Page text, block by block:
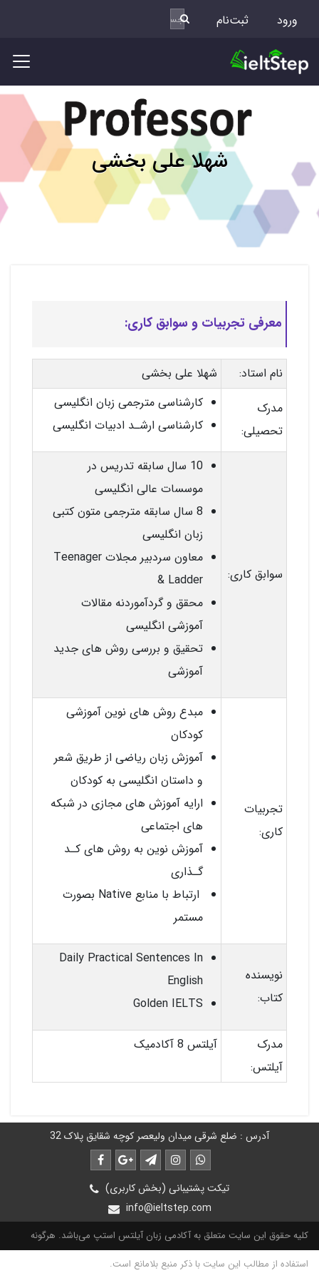
ورود ثبت‌نام
شهلا علی بخشی
معرفی تجربیات و سوابق کاری:
نام استاد:
شهلا علی بخشی
مدرک
تحصیلی:
کارشناسی مترجمی زبان انگلیسی
کارشناسی ارشـد ادبیات انگلیسی
سوابق کاری:
10 سال سابقه تدریس در
موسسات عالی انگلیسی
8 سال سابقه مترجمی متون کتبی
زبان انگلیسی
معاون سردبیر مجلات Teenager
& Ladder
محقق و گردآموردنه مقالات
آموزشی انگلیسی
تحقیق و بررسی روش های جدید
آموزشی
تجربیات
کاری:
مبدع روش های نوین آموزشی
کودکان
آموزش زبان ریاضی از طریق شعر
و داستان انگلیسی به کودکان
ارایه آموزش های مجازی در شبکه
های اجتماعی
آموزش نوین به روش های کـد
گـذاری
ارتباط با منابع Native بصورت
مستمر
نویسنده
کتاب:
Daily Practical Sentences In
English
Golden IELTS
مدرک
آیلتس:
آیلتس 8 آکادمیک
آدرس : ضلع شرقی میدان ولیعصر کوچه شقایق پلاک 32
تیکت پشتیبانی (بخش کاربری)
info@ieltstep.com
کلیه حقوق این سایت متعلق به آکادمی زبان آیلتس استپ می‌باشد. هرگونه
استفاده از مطالب این سایت با ذکر منبع بلامانع است.